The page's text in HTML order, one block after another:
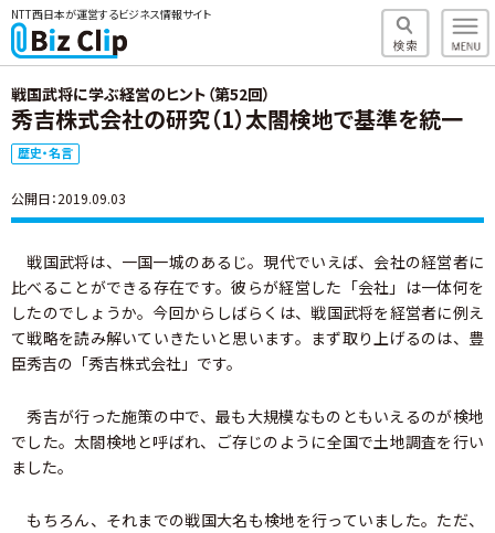
NTT西日本が運営するビジネス情報サイト
戦国武将に学ぶ経営のヒント（第52回）
秀吉株式会社の研究（1）太閤検地で基準を統一
歴史・名言
公開日：2019.09.03
戦国武将は、一国一城のあるじ。現代でいえば、会社の経営者に
比べることができる存在です。彼らが経営した「会社」は一体何を
したのでしょうか。今回からしばらくは、戦国武将を経営者に例え
て戦略を読み解いていきたいと思います。まず取り上げるのは、豊
臣秀吉の「秀吉株式会社」です。
秀吉が行った施策の中で、最も大規模なものともいえるのが検地
でした。太閤検地と呼ばれ、ご存じのように全国で土地調査を行い
ました。
もちろん、それまでの戦国大名も検地を行っていました。ただ、